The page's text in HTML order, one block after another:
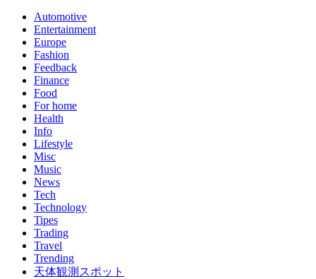
Automotive
Entertainment
Europe
Fashion
Feedback
Finance
Food
For home
Health
Info
Lifestyle
Misc
Music
News
Tech
Technology
Tipes
Trading
Travel
Trending
天体観測スポット